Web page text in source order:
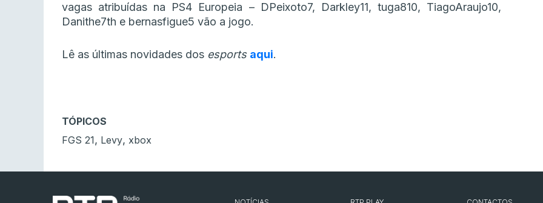
vagas atribuídas na PS4 Europeia – DPeixoto7, Darkley11, tuga810, TiagoAraujo10,
Danithe7th e bernasfigue5 vão a jogo.
Lê as últimas novidades dos esports aqui.
TÓPICOS
FGS 21, Levy, xbox